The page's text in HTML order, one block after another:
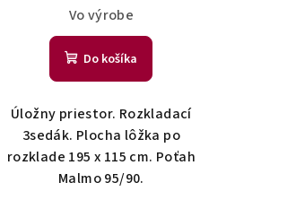
Vo výrobe
Do košíka
Úložny priestor. Rozkladací
3sedák. Plocha lôžka po
rozklade 195 x 115 cm. Poťah
Malmo 95/90.